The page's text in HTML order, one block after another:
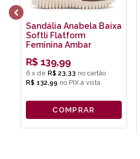
Sandália Anabela Baixa
Softli Flatform
Feminina Ambar
R$ 139,99
6 x de R$ 23,33
R$ 132,99 no PIX
COMPRAR